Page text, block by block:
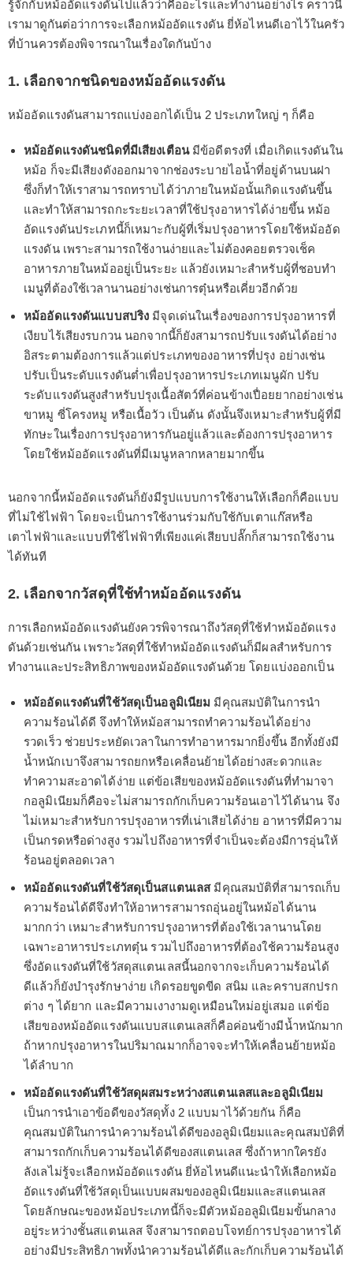
รู้จักกับหม้ออัดแรงดันไปแล้วว่าคืออะไรและทำงานอย่างไร คราวนี้
เรามาดูกันต่อว่าการจะเลือกหม้ออัดแรงดัน ยี่ห้อไหนดีเอาไว้ในครัว
ที่บ้านควรต้องพิจารณาในเรื่องใดกันบ้าง
1. เลือกจากชนิดของหม้ออัดแรงดัน
หม้ออัดแรงดันสามารถแบ่งออกได้เป็น 2 ประเภทใหญ่ ๆ ก็คือ
หม้ออัดแรงดันชนิดที่มีเสียงเตือนมีข้อดีตรงที่ เมื่อเกิดแรงดันใน
หม้อ ก็จะมีเสียงดังออกมาจากช่องระบายไอน้ำที่อยู่ด้านบนฝา
ซึ่งก็ทำให้เราสามารถทราบได้ว่าภายในหม้อนั้นเกิดแรงดันขึ้น
และทำให้สามารถกะระยะเวลาที่ใช้ปรุงอาหารได้ง่ายขึ้น หม้อ
อัดแรงดันประเภทนี้ก็เหมาะกับผู้ที่เริ่มปรุงอาหารโดยใช้หม้ออัด
แรงดัน เพราะสามารถใช้งานง่ายและไม่ต้องคอยตรวจเช็ค
อาหารภายในหม้ออยู่เป็นระยะ แล้วยังเหมาะสำหรับผู้ที่ชอบทำ
เมนูที่ต้องใช้เวลานานอย่างเช่นการตุ๋นหรือเคี่ยวอีกด้วย
หม้ออัดแรงดันแบบสปริง มีจุดเด่นในเรื่องของการปรุงอาหารที่
เงียบไร้เสียงรบกวน นอกจากนี้ก็ยังสามารถปรับแรงดันได้อย่าง
อิสระตามต้องการแล้วแต่ประเภทของอาหารที่ปรุง อย่างเช่น
ปรับเป็นระดับแรงดันต่ำเพื่อปรุงอาหารประเภทเมนูผัก ปรับ
ระดับแรงดันสูงสำหรับปรุงเนื้อสัตว์ที่ค่อนข้างเปื่อยยากอย่างเช่น
ขาหมู ซี่โครงหมู หรือเนื้อวัว เป็นต้น ดังนั้นจึงเหมาะสำหรับผู้ที่มี
ทักษะในเรื่องการปรุงอาหารกันอยู่แล้วและต้องการปรุงอาหาร
โดยใช้หม้ออัดแรงดันที่มีเมนูหลากหลายมากขึ้น
นอกจากนี้หม้ออัดแรงดันก็ยังมีรูปแบบการใช้งานให้เลือกก็คือแบบ
ที่ไม่ใช้ไฟฟ้า โดยจะเป็นการใช้งานร่วมกับใช้กับเตาแก๊สหรือ
เตาไฟฟ้าและแบบที่ใช้ไฟฟ้าที่เพียงแค่เสียบปลั๊กก็สามารถใช้งาน
ได้ทันที
2. เลือกจากวัสดุที่ใช้ทำหม้ออัดแรงดัน
การเลือกหม้ออัดแรงดันยังควรพิจารณาถึงวัสดุที่ใช้ทำหม้ออัดแรง
ดันด้วยเช่นกัน เพราะวัสดุที่ใช้ทำหม้ออัดแรงดันก็มีผลสำหรับการ
ทำงานและประสิทธิภาพของหม้ออัดแรงดันด้วย โดยแบ่งออกเป็น
หม้ออัดแรงดันที่ใช้วัสดุเป็นอลูมิเนียม มีคุณสมบัติในการนำ
ความร้อนได้ดี จึงทำให้หม้อสามารถทำความร้อนได้อย่าง
รวดเร็ว ช่วยประหยัดเวลาในการทำอาหารมากยิ่งขึ้น อีกทั้งยังมี
น้ำหนักเบาจึงสามารถยกหรือเคลื่อนย้ายได้อย่างสะดวกและ
ทำความสะอาดได้ง่าย แต่ข้อเสียของหม้ออัดแรงดันที่ทำมาจา
กอลูมิเนียมก็คือจะไม่สามารถกักเก็บความร้อนเอาไว้ได้นาน จึง
ไม่เหมาะสำหรับการปรุงอาหารที่เน่าเสียได้ง่าย อาหารที่มีความ
เป็นกรดหรือด่างสูง รวมไปถึงอาหารที่จำเป็นจะต้องมีการอุ่นให้
ร้อนอยู่ตลอดเวลา
หม้ออัดแรงดันที่ใช้วัสดุเป็นสแตนเลสมีคุณสมบัติที่สามารถเก็บ
ความร้อนได้ดีจึงทำให้อาหารสามารถอุ่นอยู่ในหม้อได้นาน
มากกว่า เหมาะสำหรับการปรุงอาหารที่ต้องใช้เวลานานโดย
เฉพาะอาหารประเภทตุ๋น รวมไปถึงอาหารที่ต้องใช้ความร้อนสูง
ซึ่งอัดแรงดันที่ใช้วัสดุสแตนเลสนี้นอกจากจะเก็บความร้อนได้
ดีแล้วก็ยังบำรุงรักษาง่าย เกิดรอยขูดขีด สนิม และคราบสกปรก
ต่าง ๆ ได้ยาก และมีความเงางามดูเหมือนใหม่อยู่เสมอ แต่ข้อ
เสียของหม้ออัดแรงดันแบบสแตนเลสก็คือค่อนข้างมีน้ำหนักมาก
ถ้าหากปรุงอาหารในปริมาณมากก็อาจจะทำให้เคลื่อนย้ายหม้อ
ได้ลำบาก
หม้ออัดแรงดันที่ใช้วัสดุผสมระหว่างสแตนเลสและอลูมิเนียม
เป็นการนำเอาข้อดีของวัสดุทั้ง 2 แบบมาไว้ด้วยกัน ก็คือ
คุณสมบัติในการนำความร้อนได้ดีของอลูมิเนียมและคุณสมบัติที่
สามารถกักเก็บความร้อนได้ดีของสแตนเลส ซึ่งถ้าหากใครยัง
ลังเลไม่รู้จะเลือกหม้ออัดแรงดัน ยี่ห้อไหนดีแนะนำให้เลือกหม้อ
อัดแรงดันที่ใช้วัสดุเป็นแบบผสมของอลูมิเนียมและสแตนเลส
โดยลักษณะของหม้อประเภทนี้ก็จะมีตัวหม้ออลูมิเนียมขั้นกลาง
อยู่ระหว่างชั้นสแตนเลส จึงสามารถตอบโจทย์การปรุงอาหารได้
อย่างมีประสิทธิภาพทั้งนำความร้อนได้ดีและกักเก็บความร้อนได้